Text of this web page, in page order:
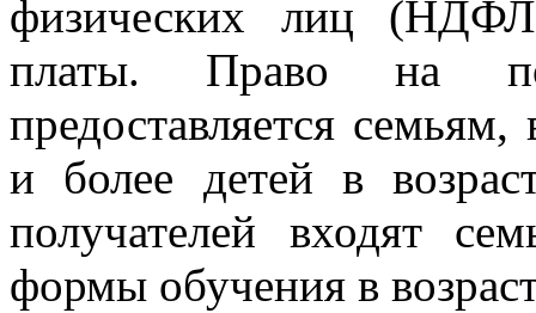
физических лиц
платы. Право на
предоставляется
и более детей в
получателей входят
формы обучения в